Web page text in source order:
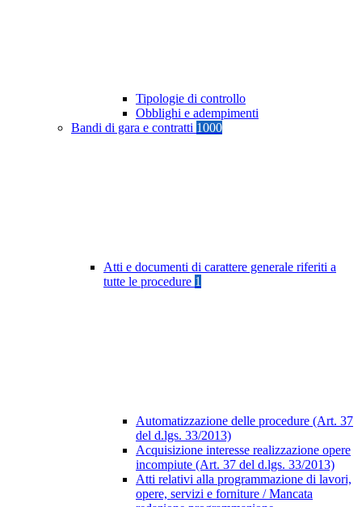
Tipologie di controllo
Obblighi e adempimenti
Bandi di gara e contratti 1000
Atti e documenti di carattere generale riferiti a
tutte le procedure 1
Automatizzazione delle procedure (Art. 37
del d.lgs. 33/2013)
Acquisizione interesse realizzazione opere
incompiute (Art. 37 del d.lgs. 33/2013)
Atti relativi alla programmazione di lavori,
opere, servizi e forniture / Mancata